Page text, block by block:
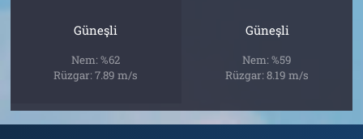
Güneşli
Nem: %62
Rüzgar: 7.89 m/s
Güneşli
Nem: %59
Rüzgar: 8.19 m/s